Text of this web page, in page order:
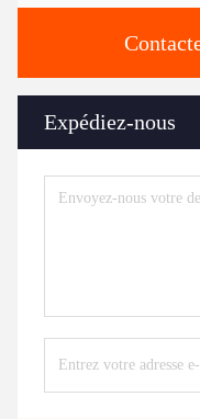
Expédiez-nous